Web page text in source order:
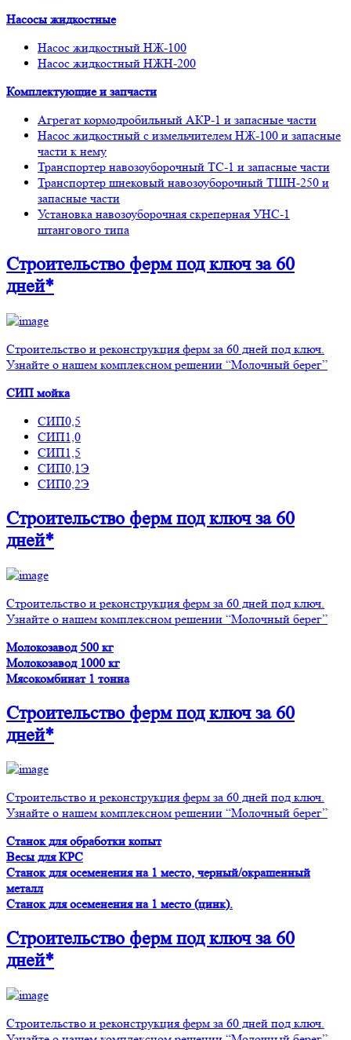
Насосы жидкостные
Насос жидкостный НЖ-100
Насос жидкостный НЖН-200
Комплектующие и запчасти
Агрегат кормодробильный АКР-1 и запасные части
Насос жидкостный с измельчителем НЖ-100 и запасные
части к нему
Транспортер навозоуборочный ТС-1 и запасные части
Транспортер шнековый навозоуборочный ТШН-250 и
запасные части
Установка навозоуборочная скреперная УНС-1
штангового типа
Строительство фермпод ключ за 60
дней*
Строительство и реконструкция ферм за 60 дней под ключ.
Узнайте о нашем комплексном решении “Молочный берег”
СИП мойка
СИП0,5
СИП1,0
СИП1,5
СИП0,1Э
СИП0,2Э
Строительство фермпод ключ за 60
дней*
Строительство и реконструкция ферм за 60 дней под ключ.
Узнайте о нашем комплексном решении “Молочный берег”
Молокозавод 500 кг
Молокозавод 1000 кг
Мясокомбинат 1 тонна
Строительство фермпод ключ за 60
дней*
Строительство и реконструкция ферм за 60 дней под ключ.
Узнайте о нашем комплексном решении “Молочный берег”
Станок для обработки копыт
Весы для КРС
Станок для осеменения на 1 место, черный/окрашенный
металл
Станок для осеменения на 1 место (цинк).
Строительство фермпод ключ за 60
дней*
Строительство и реконструкция ферм за 60 дней под ключ.